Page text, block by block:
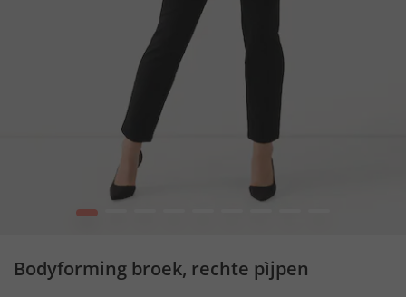
1
Bodyforming broek, rechte pìjpen